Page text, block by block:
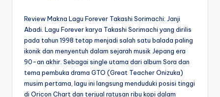
Review Makna Lagu Forever Takashi Sorimachi: Janji
Abadi. Lagu Forever karya Takashi Sorimachi yang dirilis
pada tahun 1998 tetap menjadi salah satu balada paling
ikonik dan menyentuh dalam sejarah musik Jepang era
90-an akhir. Sebagai single utama dari album Sora dan
tema pembuka drama GTO (Great Teacher Onizuka)
musim pertama, lagu ini langsung menduduki posisi tinggi
di Oricon Chart dan terjual ratusan ribu kopi dalam